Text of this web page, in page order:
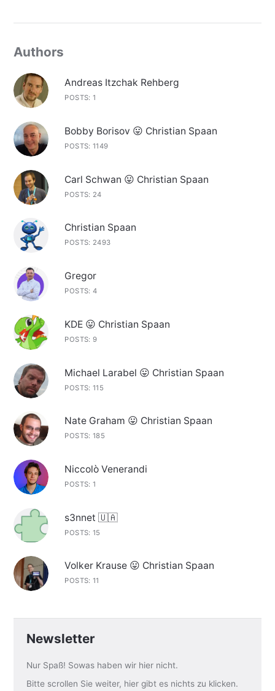
Authors
Andreas Itzchak Rehberg
POSTS: 1
Bobby Borisov 😛 Christian Spaan
POSTS: 1149
Carl Schwan 😛 Christian Spaan
POSTS: 24
Christian Spaan
POSTS: 2493
Gregor
POSTS: 4
KDE 😛 Christian Spaan
POSTS: 9
Michael Larabel 😛 Christian Spaan
POSTS: 115
Nate Graham 😛 Christian Spaan
POSTS: 185
Niccolò Venerandi
POSTS: 1
s3nnet 🇺🇦
POSTS: 15
Volker Krause 😛 Christian Spaan
POSTS: 11
Newsletter
Nur Spaß! Sowas haben wir hier nicht.
Bitte scrollen Sie weiter, hier gibt es nichts zu klicken.